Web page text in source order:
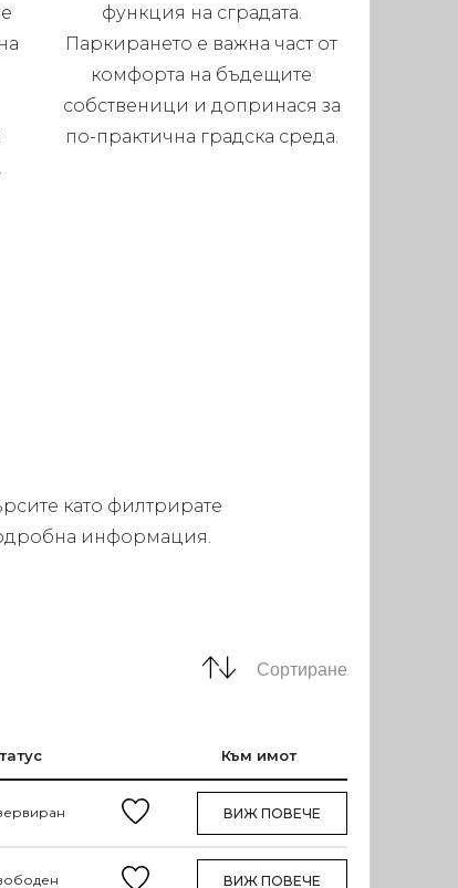
функция на сградата.
Паркирането е важна част от
комфорта на бъдещите
собственици и допринася за
по-практична градска среда.
като филтрирате
информация.
Сортиране
Към имот
ВИЖ ПОВЕЧЕ
ВИЖ ПОВЕЧЕ